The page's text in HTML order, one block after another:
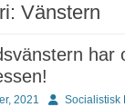
Vänstern
har
2021 Författare
Socialistisk